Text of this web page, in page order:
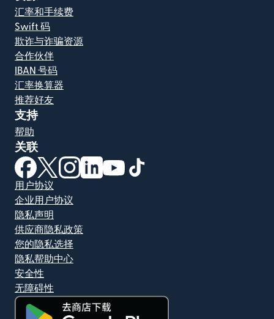
汇率和手续费
Swift 码
欺诈与诈骗资源
合作伙伴
IBAN 号码
汇率换算器
推荐好友
支持
帮助
关联
（在新窗口中打开）
（在新窗口中打开）
（在新窗口中打开）
（在新窗口中打开）
（在新窗口中打开）
用户协议
企业用户协议
隐私声明
供应商隐私政策
您的隐私选择
隐私帮助中心
安全性
无障碍性